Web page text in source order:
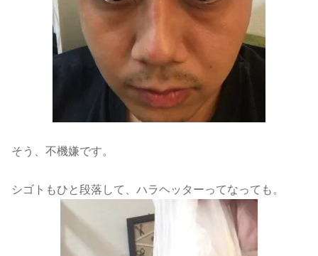
そう、不機嫌です。
シゴトもひと段落して、ハラヘッターってなっても。